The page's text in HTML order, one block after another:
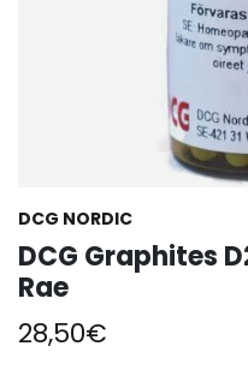
DCG NORDIC
DCG Graphites
Rae
28,50€